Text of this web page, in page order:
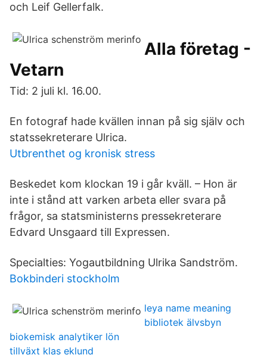
och Leif Gellerfalk.
Alla företag -
Vetarn
Tid: 2 juli kl. 16.00.
En fotograf hade kvällen innan på sig själv och
statssekreterare Ulrica.
Utbrenthet og kronisk stress
Beskedet kom klockan 19 i går kväll. – Hon är
inte i stånd att varken arbeta eller svara på
frågor, sa statsministerns pressekreterare
Edvard Unsgaard till Expressen.
Specialties: Yogautbildning Ulrika Sandström.
Bokbinderi stockholm
leya name meaning
bibliotek älvsbyn
biokemisk analytiker lön
tillväxt klas eklund